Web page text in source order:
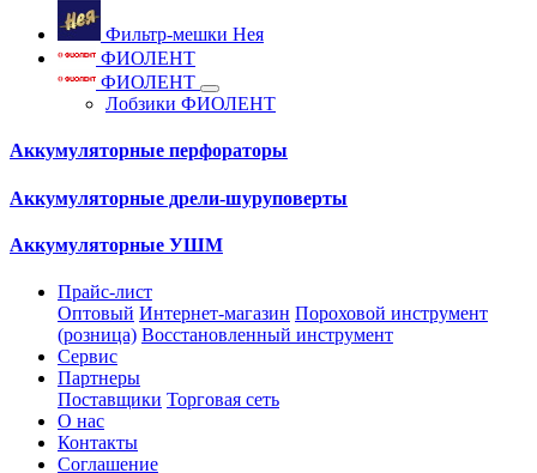
Фильтр-мешки Нея
ФИОЛЕНТ
ФИОЛЕНТ
Лобзики ФИОЛЕНТ
Аккумуляторные перфораторы
Аккумуляторные дрели-шуруповерты
Аккумуляторные УШМ
Прайс-лист
Оптовый Интернет-магазин Пороховой инструмент
(розница) Восстановленный инструмент
Сервис
Партнеры
Поставщики Торговая сеть
О нас
Контакты
Соглашение